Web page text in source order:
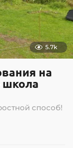
5.7k
на
способ!